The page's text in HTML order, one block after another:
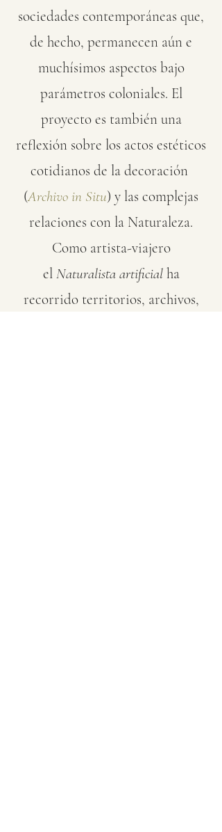
sociedades contemporáneas que,
de hecho, permanecen aún e
muchísimos aspectos bajo
parámetros coloniales. El
proyecto es también una
reflexión sobre los actos estéticos
cotidianos de la decoración
(Archivo in Situ) y las complejas
relaciones con la Naturaleza.
Como artista-viajero
el Naturalista artificial ha
recorrido territorios, archivos,